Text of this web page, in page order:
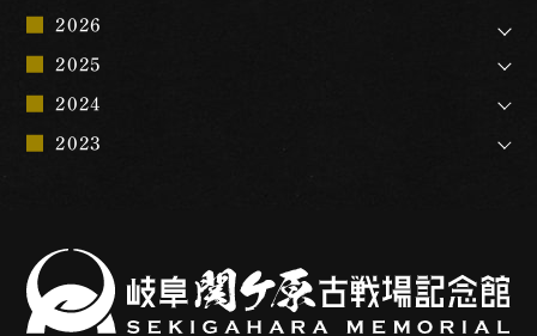
2026
2025
2024
2023